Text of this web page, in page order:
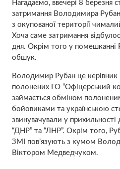
Нагадаємо, ввечері 8 березня
затримання Володимира
з окупованої території
Хоча саме затримання
дня. Окрім того у помешканні
обшук.
Володимир Рубан це керівник
полонених ГО “Офіцерський
займається обміном
бойовиками та українською
звинувачували у прихильності
“ДНР” та “ЛНР”. Окрім того,
ЗМІ пов’язують з кумом
Віктором Медведчуком.